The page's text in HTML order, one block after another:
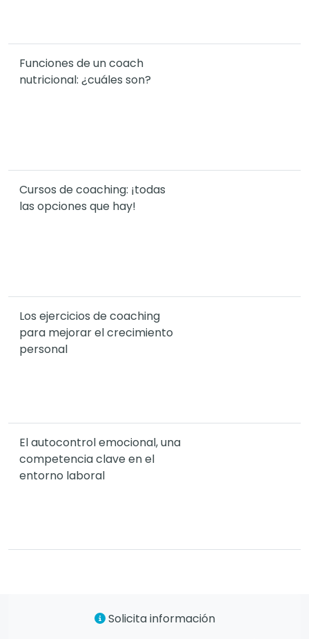
Funciones de un coach
nutricional: ¿cuáles son?
Cursos de coaching: ¡todas
las opciones que hay!
Los ejercicios de coaching
para mejorar el crecimiento
personal
El autocontrol emocional, una
competencia clave en el
entorno laboral
Solicita información